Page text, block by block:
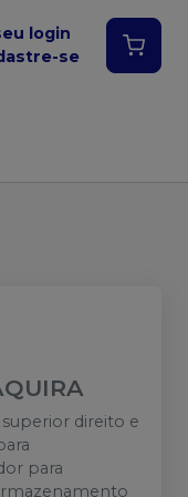
login
se
direito e
para